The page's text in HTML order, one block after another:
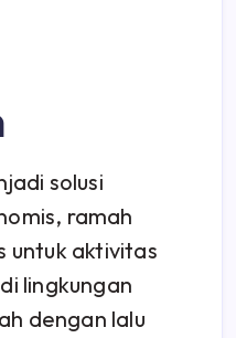
solusi
ramah
untuk aktivitas
lingkungan
dengan lalu